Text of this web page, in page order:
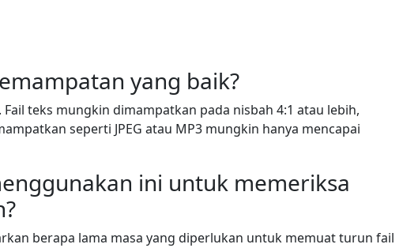
yang baik?
teks mungkin dimampatkan pada nisbah 4:1 atau lebih,
seperti JPEG atau MP3 mungkin hanya mencapai
ini untuk memeriksa
berapa lama masa yang diperlukan untuk memuat turun fail